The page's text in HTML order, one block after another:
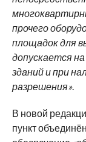
прочего
площадок для
допускается
зданий и при
разрешения».
В новой
пункт